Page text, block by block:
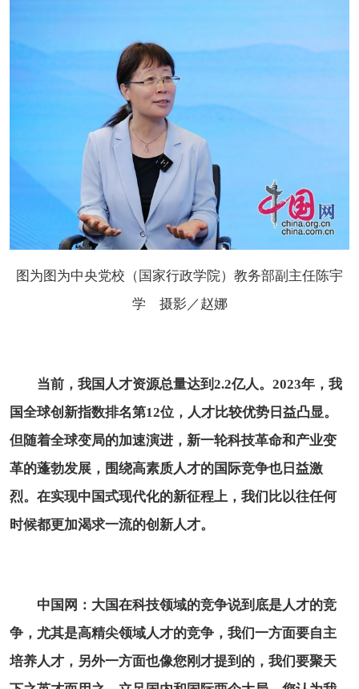
图为图为中央党校（国家行政学院）教务部副主任陈宇
学 摄影／赵娜
当前，我国人才资源总量达到2.2亿人。2023年，我
国全球创新指数排名第12位，人才比较优势日益凸显。
但随着全球变局的加速演进，新一轮科技革命和产业变
革的蓬勃发展，围绕高素质人才的国际竞争也日益激
烈。在实现中国式现代化的新征程上，我们比以往任何
时候都更加渴求一流的创新人才。
中国网：大国在科技领域的竞争说到底是人才的竞
争，尤其是高精尖领域人才的竞争，我们一方面要自主
培养人才，另外一方面也像您刚才提到的，我们要聚天